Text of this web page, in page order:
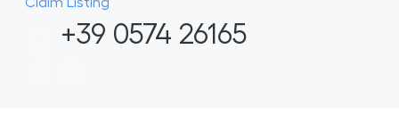
+39 0574 26165